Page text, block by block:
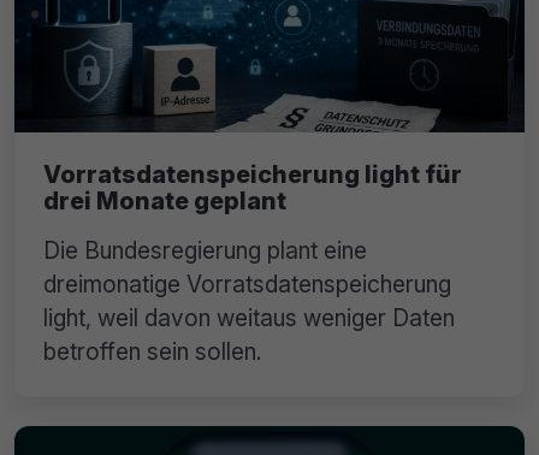
Vorratsdatenspeicherung light für
drei Monate geplant
Die Bundesregierung plant eine
dreimonatige Vorratsdatenspeicherung
light, weil davon weitaus weniger Daten
betroffen sein sollen.